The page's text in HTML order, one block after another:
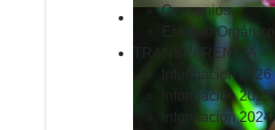
Convenios
Estatuto Orgánico
TRANSPARENCIA
Informacion 2026
Informacion 2025
Informacion 2024